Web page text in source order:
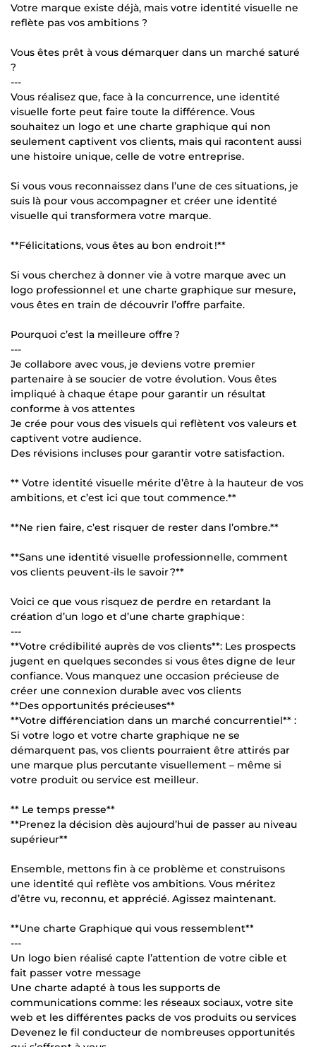
Votre marque existe déjà, mais votre identité visuelle ne
reflète pas vos ambitions ?
Vous êtes prêt à vous démarquer dans un marché saturé
?
---
Vous réalisez que, face à la concurrence, une identité
visuelle forte peut faire toute la différence. Vous
souhaitez un logo et une charte graphique qui non
seulement captivent vos clients, mais qui racontent aussi
une histoire unique, celle de votre entreprise.
Si vous vous reconnaissez dans l’une de ces situations, je
suis là pour vous accompagner et créer une identité
visuelle qui transformera votre marque.
**Félicitations, vous êtes au bon endroit !**
Si vous cherchez à donner vie à votre marque avec un
logo professionnel et une charte graphique sur mesure,
vous êtes en train de découvrir l’offre parfaite.
Pourquoi c’est la meilleure offre ?
---
Je collabore avec vous, je deviens votre premier
partenaire à se soucier de votre évolution. Vous êtes
impliqué à chaque étape pour garantir un résultat
conforme à vos attentes
Je crée pour vous des visuels qui reflètent vos valeurs et
captivent votre audience.
Des révisions incluses pour garantir votre satisfaction.
** Votre identité visuelle mérite d’être à la hauteur de vos
ambitions, et c’est ici que tout commence.**
**Ne rien faire, c’est risquer de rester dans l’ombre.**
**Sans une identité visuelle professionnelle, comment
vos clients peuvent-ils le savoir ?**
Voici ce que vous risquez de perdre en retardant la
création d’un logo et d’une charte graphique :
---
**Votre crédibilité auprès de vos clients**: Les prospects
jugent en quelques secondes si vous êtes digne de leur
confiance. Vous manquez une occasion précieuse de
créer une connexion durable avec vos clients
**Des opportunités précieuses**
**Votre différenciation dans un marché concurrentiel** :
Si votre logo et votre charte graphique ne se
démarquent pas, vos clients pourraient être attirés par
une marque plus percutante visuellement – même si
votre produit ou service est meilleur.
** Le temps presse**
**Prenez la décision dès aujourd’hui de passer au niveau
supérieur**
Ensemble, mettons fin à ce problème et construisons
une identité qui reflète vos ambitions. Vous méritez
d’être vu, reconnu, et apprécié. Agissez maintenant.
**Une charte Graphique qui vous ressemblent**
---
Un logo bien réalisé capte l’attention de votre cible et
fait passer votre message
Une charte adapté à tous les supports de
communications comme: les réseaux sociaux, votre site
web et les différentes packs de vos produits ou services
Devenez le fil conducteur de nombreuses opportunités